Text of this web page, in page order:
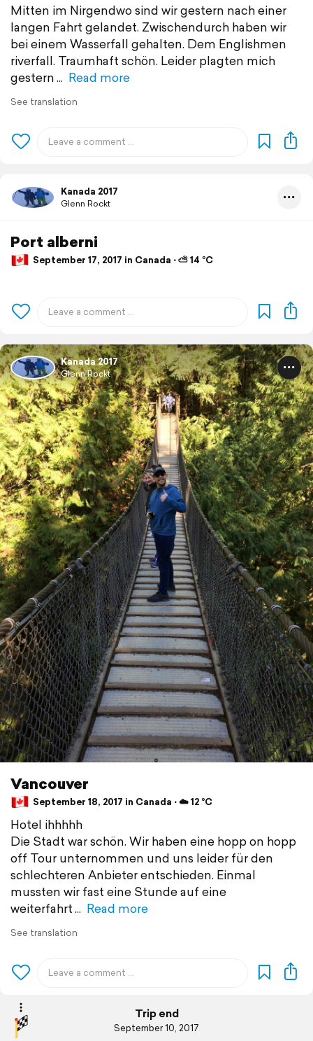
Mitten im Nirgendwo sind wir gestern nach einer
langen Fahrt gelandet. Zwischendurch haben wir
bei einem Wasserfall gehalten. Dem Englishmen
riverfall. Traumhaft schön. Leider plagten mich
gestern
Read more
See translation
Kanada 2017
Glenn Rockt
Port alberni
September 17, 2017 in Canada ⋅ ⛅ 14 °C
Kanada 2017
Glenn Rockt
Vancouver
September 18, 2017 in Canada ⋅ ☁️ 12 °C
Hotel ihhhhh
Die Stadt war schön. Wir haben eine hopp on hopp
off Tour unternommen und uns leider für den
schlechteren Anbieter entschieden. Einmal
mussten wir fast eine Stunde auf eine
weiterfahrt
Read more
See translation
Trip end
September 10, 2017